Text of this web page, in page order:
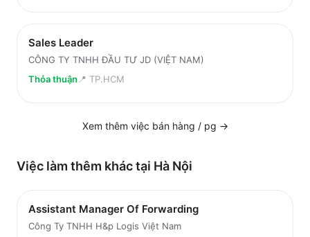
Sales Leader
CÔNG TY TNHH ĐẦU TƯ JD (VIỆT NAM)
Thỏa thuận 📍 TP.HCM
Xem thêm việc bán hàng / pg →
Việc làm thêm khác tại Hà Nội
Assistant Manager Of Forwarding
Công Ty TNHH H&p Logis Việt Nam